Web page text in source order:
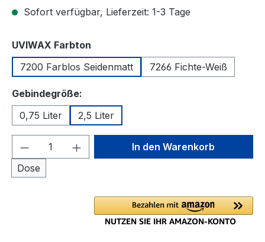
Sofort verfügbar, Lieferzeit: 1-3 Tage
UVIWAX Farbton
7200 Farblos Seidenmatt
7266 Fichte-Weiß
Gebindegröße:
0,75 Liter
2,5 Liter
Produkt Anzahl: Gib den
Dose
In den Warenkorb